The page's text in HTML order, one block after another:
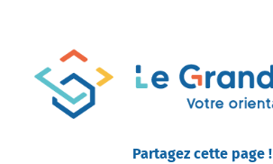
Partagez cette page !